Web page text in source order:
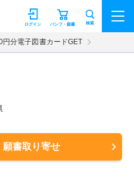
パンフ・願書
ログイン 検索
円分電子図書カードGET
願書取り寄せ